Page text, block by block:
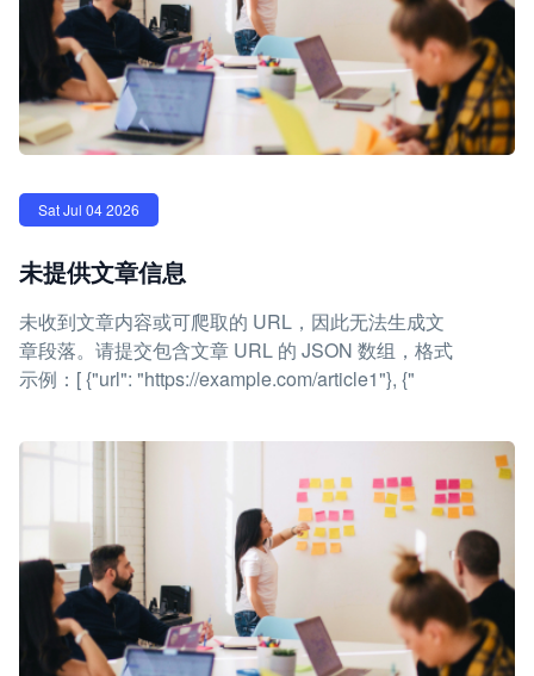
Sat Jul 04 2026
未提供文章信息
未收到文章内容或可爬取的 URL，因此无法生成文
章段落。请提交包含文章 URL 的 JSON 数组，格式
示例：[ {"url": "https://example.com/article1"}, {"